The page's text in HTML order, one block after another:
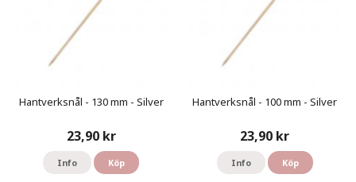
Hantverksnål - 130 mm - Silver
23,90 kr
Info Köp
Hantverksnål - 100 mm - Silver
23,90 kr
Info Köp